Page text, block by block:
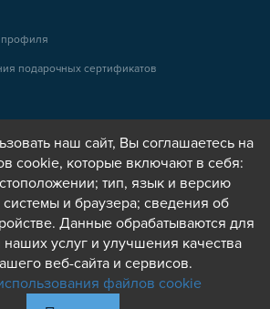
профиля
подарочных сертификатов
наш сайт, Вы соглашаетесь на
cookie, которые включают в себя:
тип, язык и версию
и браузера; сведения об
Данные обрабатываются для
услуг и улучшения качества
веб-сайта и сервисов.
файлов cookie